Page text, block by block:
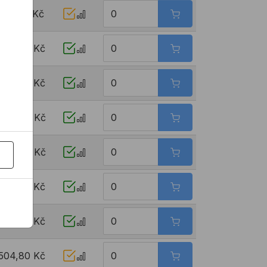
204,16 Kč
243,92 Kč
243,92 Kč
303,44 Kč
303,44 Kč
405,52 Kč
405,52 Kč
Kč